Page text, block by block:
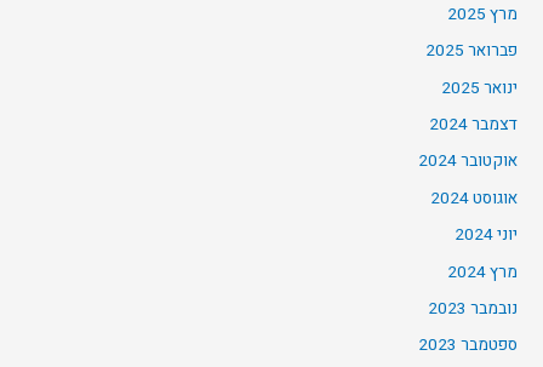
מרץ 2025
פברואר 2025
ינואר 2025
דצמבר 2024
אוקטובר 2024
אוגוסט 2024
יוני 2024
מרץ 2024
נובמבר 2023
ספטמבר 2023